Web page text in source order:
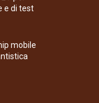
e di test
mobile